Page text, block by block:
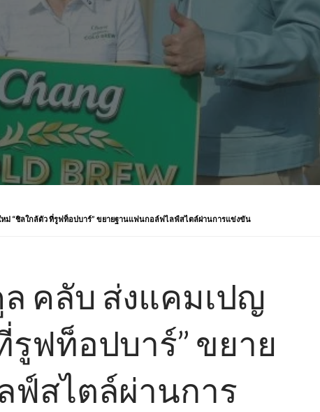
หม่ “ชิลใกล้ตัว ที่รูฟท็อปบาร์” ขยายฐานแฟนกอล์ฟไลฟ์สไตล์ผ่านการแข่งขัน
คลับ ส่งแคมเปญ
รูฟท็อปบาร์” ขยาย
สไตล์ผ่านการ